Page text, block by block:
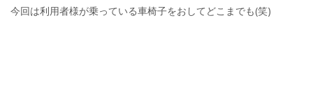
今回は利用者様が乗っている車椅子をおしてどこまでも(笑)